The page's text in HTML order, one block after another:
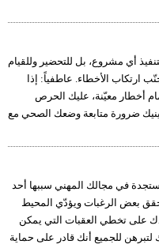
أي مشروع، بل للتحضير وللقيام
ارتكاب الأخطاء. عاطفياً: إذا
أخطار معيّنة، عليك الحرص
ضرورة متابعة وضعك الصحي مع
في مجالك المهني سببها أحد
بعض الرغبات ويؤدّي المحيط
على تخطي العقبات التي يمكن
للجميع أنك قادر على حماية